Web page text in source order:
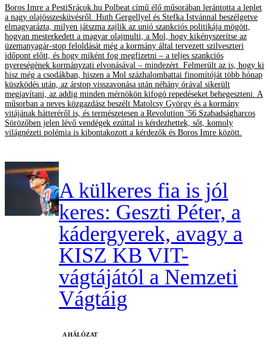
Boros Imre a PestiSrácok.hu Polbeat című élő műsorában lerántotta a leplet
a nagy olajösszesküvésről. Huth Gergellyel és Stefka Istvánnal beszélgetve
elmagyarázta, milyen játszma zajlik az unió szankciós politikája mögött,
hogyan mesterkedett a magyar olajmulti, a Mol, hogy kikényszerítse az
üzemanyagár-stop feloldását még a kormány által tervezett szilveszteri
időpont előtt, és hogy miként fog megfizetni – a teljes szankciós
nyereségének kormányzati elvonásával – mindezért. Felmerült az is, hogy ki
hisz még a csodákban, hiszen a Mol százhalombattai finomítóját több hónap
küszködés után, az árstop visszavonása után néhány órával sikerült
megjavítani, az addig minden mérnökön kifogó repedéseket behegeszteni. A
műsorban a neves közgazdász beszélt Matolcsy György és a kormány
vitájának hátteréről is, és természetesen a Revolution '56 Szabadságharcos
Sörözőben jelen lévő vendégek ezúttal is kérdezhettek, sőt, komoly
világnézeti polémia is kibontakozott a kérdezők és Boros Imre között.
A külkeres fia is jól
keres: Geszti Péter, a
kádergyerek, avagy a
KISZ KB VIT-
vágtájától a Nemzeti
Vágtáig
A HÁLÓZAT